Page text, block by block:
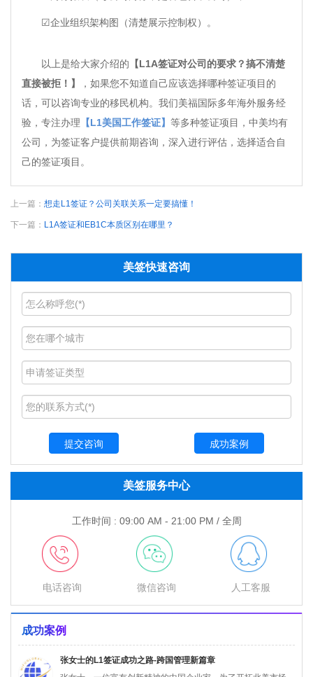
☑企业组织架构图（清楚展示控制权）。
以上是给大家介绍的 【L1A签证对公司的要求？搞不清楚
直接被拒！】
，如果您不知道自己应该选择哪种签证项目的
话，可以咨询专业的移民机构。我们美福国际多年海外服务经
验，专注办理 【L1美国工作签证】 等多种签证项目，中美均有
公司，为签证客户提供前期咨询，深入进行评估，选择适合自
己的签证项目。
上一篇： 想走L1签证？公司关联关系一定要搞懂！
下一篇： L1A签证和EB1C本质区别在哪里？
美签快速咨询
成功案例
美签服务中心
工作时间 : 09:00 AM - 21:00 PM / 全周
电话咨询 微信咨询 人工客服
成功案例
张女士的L1签证成功之路-跨国管理新篇章